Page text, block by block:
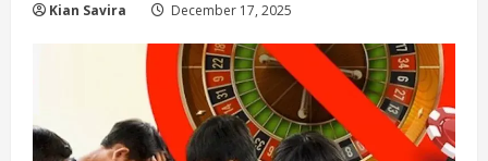
Kian Savira December 17, 2025